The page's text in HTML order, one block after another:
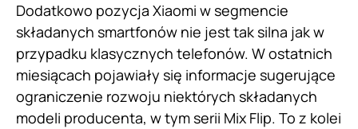
Dodatkowo pozycja Xiaomi w segmencie
składanych smartfonów nie jest tak silna jak w
przypadku klasycznych telefonów. W ostatnich
miesiącach pojawiały się informacje sugerujące
ograniczenie rozwoju niektórych składanych
modeli producenta, w tym serii Mix Flip. To z kolei